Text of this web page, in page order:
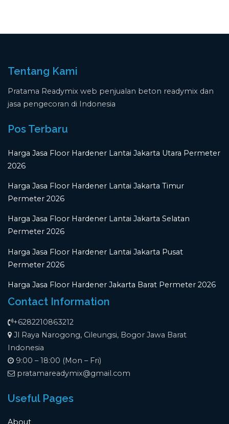
Tentang Kami
Pratama Readymix web penjualan beton readymix dan
jasa pengecoran di Indonesia
Pos Terbaru
Harga Jasa Floor Hardener Lantai Jakarta Utara Permeter
2026
Harga Jasa Floor Hardener Lantai Jakarta Timur
Permeter 2026
Harga Jasa Floor Hardener Lantai Jakarta Selatan
Permeter 2026
Harga Jasa Floor Hardener Lantai Jakarta Pusat
Permeter 2026
Harga Jasa Floor Hardener Jakarta Barat Permeter 2026
Contact Information
+6282210863212
Jl Raya Narogong, Cileungsi, Bogor Jawa Barat
Indonesia
9:00 – 18:00 (Mon – Fri)
pratamareadymix@gmail.com
Useful Pages